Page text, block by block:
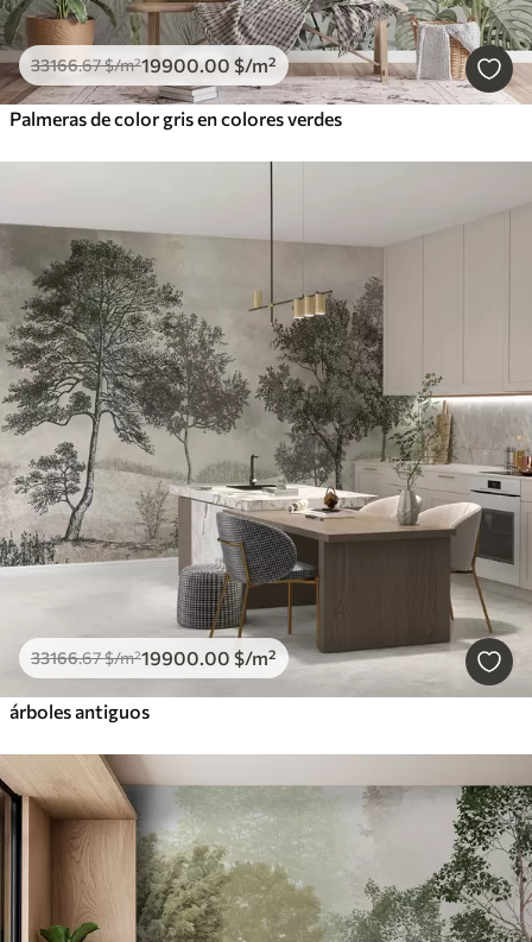
33166.67$/m²19900.00 $/m²
Palmeras de color gris en colores verdes
33166.67$/m²19900.00 $/m²
árboles antiguos